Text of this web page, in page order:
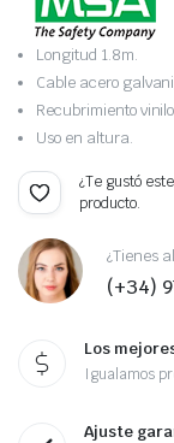
Longitud 1.8m.
Cable acero
Recubrimiento
Uso en altura.
¿Te gustó
producto.
¿Tienes
(+34)
Los
Igualamos
Ajuste